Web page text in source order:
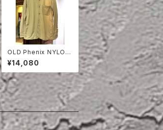
OLD Phenix NYLON
OPEN COLLAR SHIR
T
¥14,080